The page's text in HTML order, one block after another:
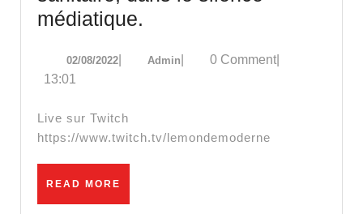
médiatique.
:
l’urgence
02/08/202202/08/2022
AdminAdmin0 Comment
13:01
Live sur Twitch
https://www.twitch.tv/lemondemoderne
READ MORE